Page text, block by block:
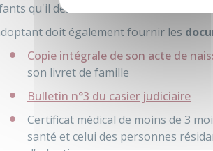
qu'il désire accueillir.
doit également fournir les
Copie intégrale de son acte de
son livret de famille
Bulletin n°3 du casier judiciaire
Certificat médical de moins de 3
santé et celui des personnes